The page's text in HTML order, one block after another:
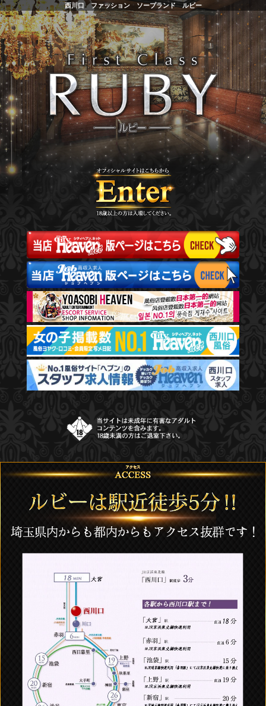
西川口 ファッション ソープランド ルビー